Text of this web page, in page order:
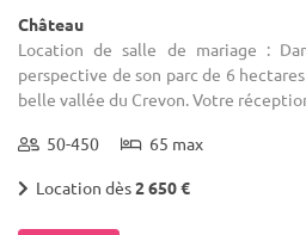
Château
Location de salle de mariage :
perspective de son parc de 6
belle vallée du Crevon. Votre
50-450 65 max
Location dès2 650 €